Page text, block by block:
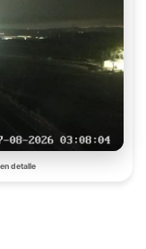
detalle